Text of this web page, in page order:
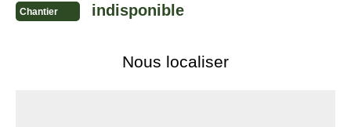
Chantier indisponible
Nous localiser